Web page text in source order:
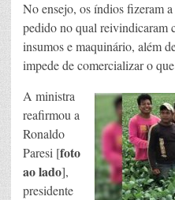
No ensejo, os índios fizeram
pedido no qual reivindicaram
insumos e maquinário, além
impede de comercializar o
A ministra
reafirmou a
Ronaldo
Paresi [foto
ao lado],
presidente